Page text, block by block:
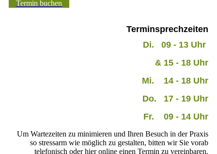
Termin buchen
Terminsprechzeiten
Di. 09 - 13 Uhr
& 15 - 18 Uhr
Mi. 14 - 18 Uhr
Do. 17 - 19 Uhr
Fr. 09 - 14 Uhr
Um Wartezeiten zu minimieren und Ihren Besuch in der Praxis
so stressarm wie möglich zu gestalten, bitten wir Sie vorab
telefonisch oder hier online einen Termin zu vereinbaren.